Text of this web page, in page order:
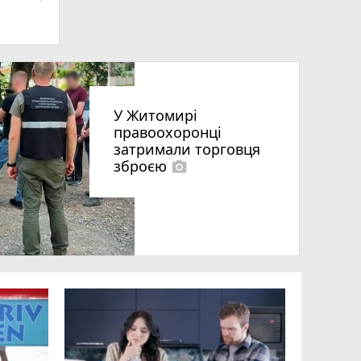
У Житомирі
правоохоронці
затримали торговця
зброєю photo_camera